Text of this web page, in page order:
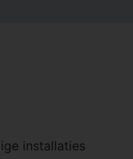
installaties